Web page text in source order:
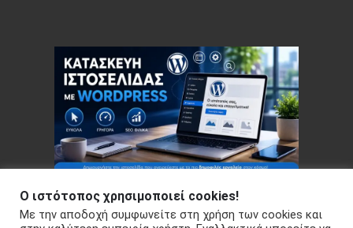
Copyright © 2026 Your e-articles - WordPress Theme : by
Ο ιστότοπος χρησιμοποιεί cookies!
Με την αποδοχή συμφωνείτε στη χρήση των cookies και